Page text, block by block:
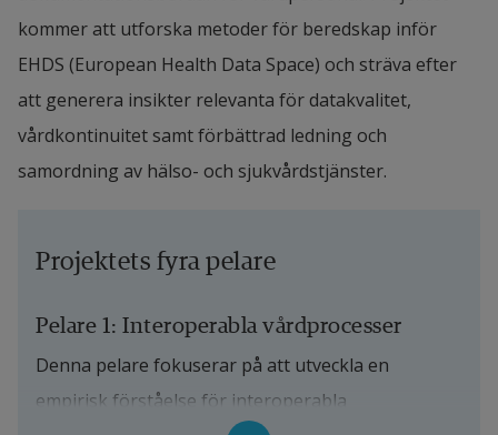
kommer att utforska metoder för beredskap inför
EHDS (European Health Data Space) och sträva efter
att generera insikter relevanta för datakvalitet,
vårdkontinuitet samt förbättrad ledning och
samordning av hälso- och sjukvårdstjänster.
Projektets fyra pelare
Pelare 1: Interoperabla vårdprocesser
Denna pelare fokuserar på att utveckla en
empirisk förståelse för interoperabla